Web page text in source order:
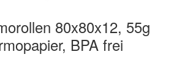
80x80x12, 55g
BPA frei